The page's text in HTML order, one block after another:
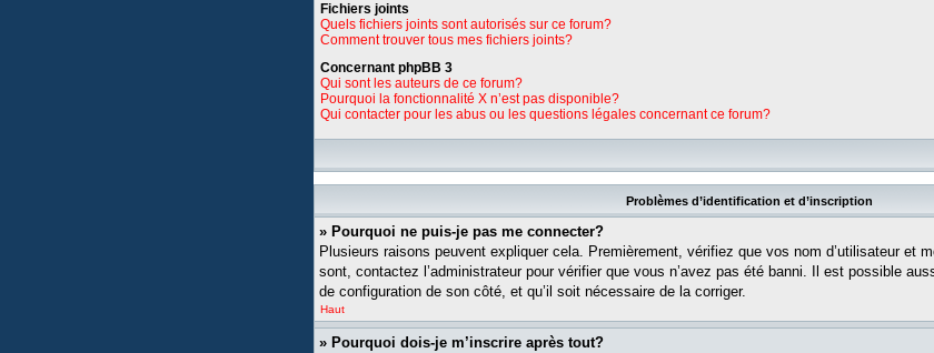
Fichiers joints
Quels fichiers joints sont autorisés sur ce forum?
Comment trouver tous mes fichiers joints?
Concernant phpBB 3
Qui sont les auteurs de ce forum?
Pourquoi la fonctionnalité X n’est pas disponible?
Qui contacter pour les abus ou les questions légales concernant ce forum?
Problèmes d’identification et d’inscription
» Pourquoi ne puis-je pas me connecter?
Plusieurs raisons peuvent expliquer cela. Premièrement, vérifiez que vos nom d’utilisateur et
sont, contactez l’administrateur pour vérifier que vous n’avez pas été banni. Il est possible
de configuration de son côté, et qu’il soit nécessaire de la corriger.
Haut
» Pourquoi dois-je m’inscrire après tout?